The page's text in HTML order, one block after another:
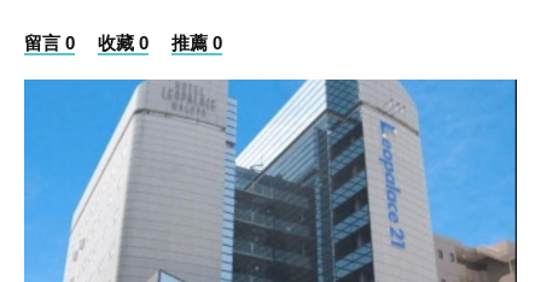
留言 0 收藏 0 推薦 0